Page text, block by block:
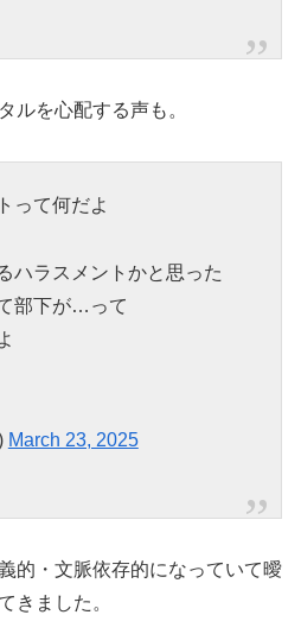
ルを心配する声も。
って何だよ
ハラスメントかと思った
部下が…って
March 23, 2025
的・文脈依存的になっていて曖
きました。